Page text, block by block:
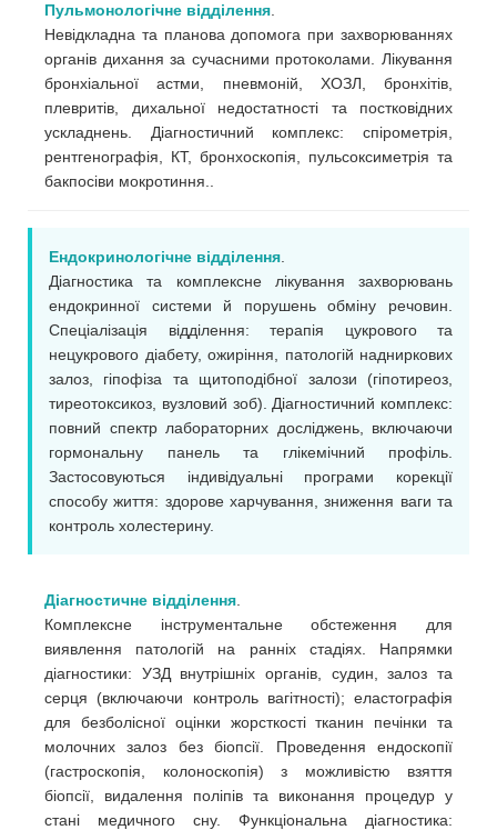
Пульмонологічне відділення
Невідкладна та планова допомога при захворюваннях
органів дихання за сучасними протоколами. Лікування
бронхіальної астми, пневмоній, ХОЗЛ, бронхітів,
плевритів, дихальної недостатності та постковідних
ускладнень. Діагностичний комплекс: спірометрія,
рентгенографія, КТ, бронхоскопія, пульсоксиметрія та
бакпосіви мокротиння..
Ендокринологічне відділення
Діагностика та комплексне лікування захворювань
ендокринної системи й порушень обміну речовин.
Спеціалізація відділення: терапія цукрового та
нецукрового діабету, ожиріння, патологій надниркових
залоз, гіпофіза та щитоподібної залози (гіпотиреоз,
тиреотоксикоз, вузловий зоб). Діагностичний комплекс:
повний спектр лабораторних досліджень, включаючи
гормональну панель та глікемічний профіль.
Застосовуються індивідуальні програми корекції
способу життя: здорове харчування, зниження ваги та
контроль холестерину.
Діагностичне відділення
Комплексне інструментальне обстеження для
виявлення патологій на ранніх стадіях. Напрямки
діагностики: УЗД внутрішніх органів, судин, залоз та
серця (включаючи контроль вагітності); еластографія
для безболісної оцінки жорсткості тканин печінки та
молочних залоз без біопсії. Проведення ендоскопії
(гастроскопія, колоноскопія) з можливістю взяття
біопсії, видалення поліпів та виконання процедур у
стані медичного сну. Функціональна діагностика: